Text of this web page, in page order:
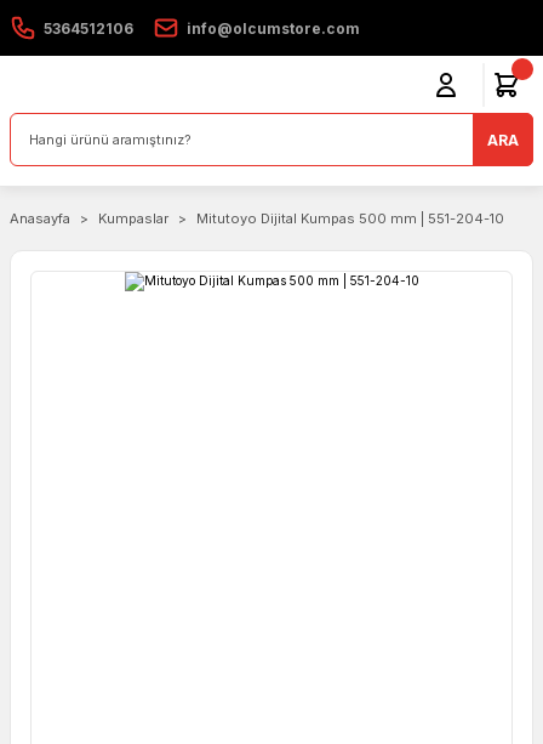
5364512106 info@olcumstore.com
ARA
Anasayfa Kumpaslar Mitutoyo Dijital Kumpas 500 mm | 551-204-10